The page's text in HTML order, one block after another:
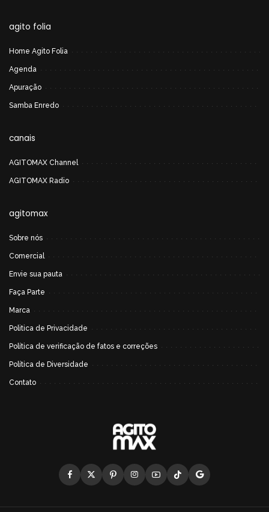
agito folia
Home Agito Folia
Agenda
Apuração
Samba Enredo
canais
AGITOMAX Channel
AGITOMAX Radio
agitomax
Sobre nós
Comercial
Envie sua pauta
Faça Parte
Marca
Politica de Privacidade
Política de verificação de fatos e correções
Política de Diversidade
Contato